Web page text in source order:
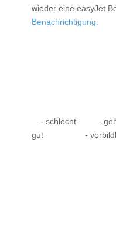
wieder eine easyJet
Benachrichtigung
- schlecht -
gut
-